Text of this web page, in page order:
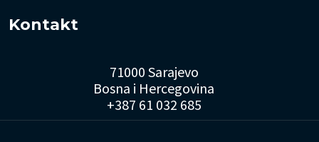
Kontakt
71000 Sarajevo
Bosna i Hercegovina
+387 61 032 685